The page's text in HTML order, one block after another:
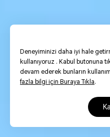
Deneyiminizi daha iyi hale
kullanıyoruz . Kabul butonuna
devam ederek bunların
fazla bilgi için Buraya Tıkla.